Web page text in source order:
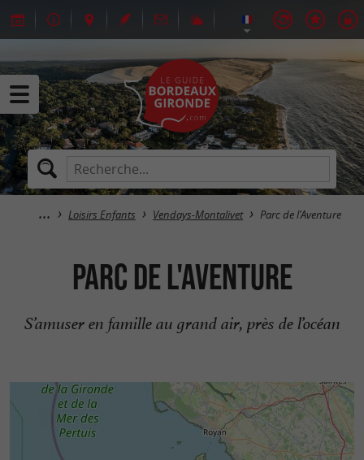
Loisirs Enfants Vendays-Montalivet Parc de l'Aventure
Parc de l'Aventure
S’amuser en famille au grand air, près de l’océan